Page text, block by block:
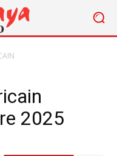
2025